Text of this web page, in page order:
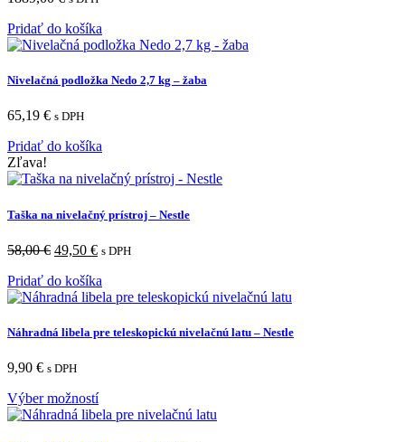
Pridať do košíka
Nivelačná podložka Nedo 2,7 kg – žaba
65,19 € s DPH
Pridať do košíka
Zľava!
Taška na nivelačný prístroj – Nestle
58,00€ 49,50 € s DPH
Pridať do košíka
Náhradná libela pre teleskopickú nivelačnú latu – Nestle
9,90 € s DPH
Výber možností